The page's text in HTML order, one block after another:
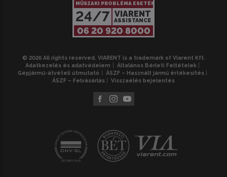
MŰSZAKI PROBLÉMA ESETÉN
24/7 VIARENT
ASSISTANCE
06 20 920 8000
© 2026 All rights reserved. VIARENT is a trademark of Viarent Kft.
Adatkezelés és adatvédelem
Általános Bérleti Feltételek
Gépjármű-átvételi útmutató
ÁSZF – Használt jármű értékesítés
ÁSZF – Felvásárlás
Visszaélés bejelentés